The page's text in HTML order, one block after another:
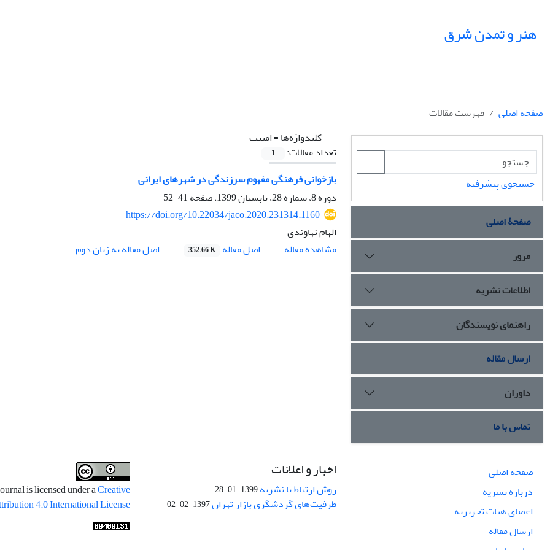
هنر و تمدن شرق
صفحه اصلی
فهرست مقالات
کلیدواژه‌ها =امنیت
تعداد مقالات:
1
بازخوانی فرهنگی مفهوم سرزندگی در شهرهای ایرانی
دوره 8، شماره 28، تابستان 1399، صفحه
41-52
https://doi.org/10.22034/jaco.2020.231314.1160
الهام نهاوندی
مشاهده مقاله
اصل مقاله 352.66 K اصل مقاله به زبان دوم
جستجوی پیشرفته
صفحۀ اصلی
مرور
اطلاعات نشریه
راهنمای نویسندگان
ارسال مقاله
داوران
تماس با ما
صفحه اصلی
درباره نشریه
اعضای هیات تحریریه
ارسال مقاله
اخبار و اعلانات
روش ارتباط با نشریه1399-01-28
ظرفیت‌های گردشگری بازار تهران1397-02-02
is licensed under aCreative
4.0 International License